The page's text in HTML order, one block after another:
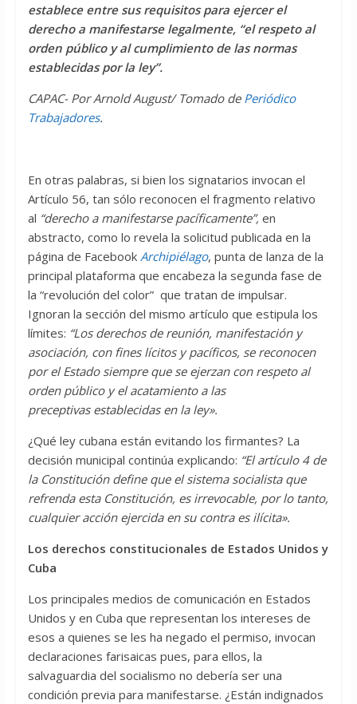
establece entre sus requisitos para ejercer el
derecho a manifestarse legalmente, “el respeto al
orden público y al cumplimiento de las normas
establecidas por la ley”.
CAPAC- Por Arnold August/ Tomado de Periódico
Trabajadores.
En otras palabras, si bien los signatarios invocan el
Artículo 56, tan sólo reconocen el fragmento relativo
al “derecho a manifestarse pacíficamente”, en
abstracto, como lo revela la solicitud publicada en la
página de Facebook Archipiélago, punta de lanza de la
principal plataforma que encabeza la segunda fase de
la “revolución del color” que tratan de impulsar.
Ignoran la sección del mismo artículo que estipula los
límites: “Los derechos de reunión, manifestación y
asociación, con fines lícitos y pacíficos, se reconocen
por el Estado siempre que se ejerzan con respeto al
orden público y el acatamiento a las
preceptivas establecidas en la ley».
¿Qué ley cubana están evitando los firmantes? La
decisión municipal continúa explicando: “El artículo 4 de
la Constitución define que el sistema socialista que
refrenda esta Constitución, es irrevocable, por lo tanto,
cualquier acción ejercida en su contra es ilícita».
Los derechos constitucionales de Estados Unidos y
Cuba
Los principales medios de comunicación en Estados
Unidos y en Cuba que representan los intereses de
esos a quienes se les ha negado el permiso, invocan
declaraciones farisaicas pues, para ellos, la
salvaguardia del socialismo no debería ser una
condición previa para manifestarse. ¿Están indignados